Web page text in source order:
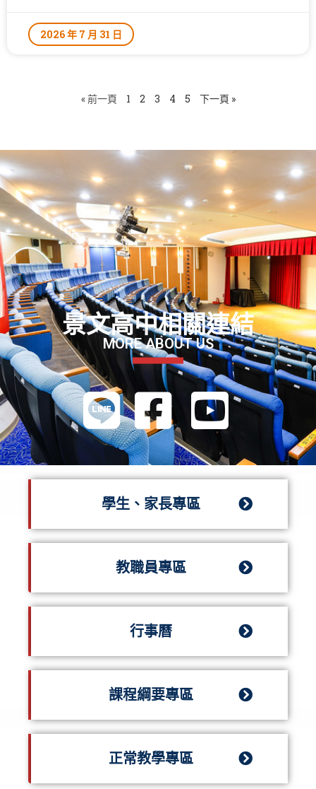
2026 年 7 月 31 日
« 前一頁 1 2 3 4 5 下一頁 »
景文高中相關連結
MORE ABOUT US
學生、家長專區
教職員專區
行事曆
課程綱要專區
正常教學專區